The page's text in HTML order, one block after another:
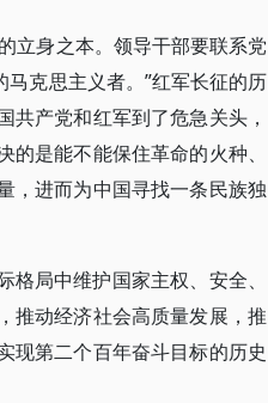
立身之本。领导干部要联系党
克思主义者。”红军长征的历
产党和红军到了危急关头，
是能不能保住革命的火种、
，进而为中国寻找一条民族独
局中维护国家主权、安全、
推动经济社会高质量发展，推
现第二个百年奋斗目标的历史